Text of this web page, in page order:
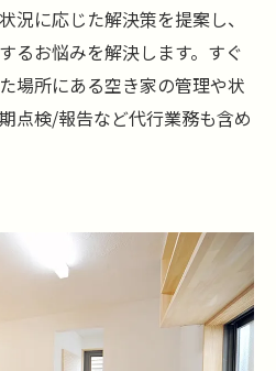
況に応じた解決策を提案し、
るお悩みを解決します。すぐ
場所にある空き家の管理や状
点検/報告など代行業務も含め